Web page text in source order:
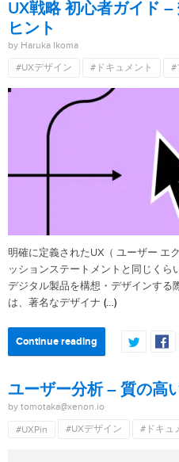
UX戦略 初心者ガイド
ヒント
by Haruka Ikoma
#UXデザイン
#ドキュメント #
明確に定義されたUX（ ユーザー エ
ッションステートメントと同じくら
デジタル製品を構想・デザインする
は、著名なデザイナ (…)
Continue reading
ユーザー分析 – 質の高
by tomotaka@xenon.io
#UXPin #UXデザイン #ドキュ